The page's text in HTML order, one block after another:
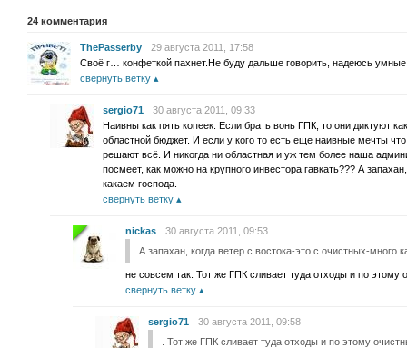
24 комментария
ThePasserby
29 августа 2011, 17:58
Своё г… конфеткой пахнет.Не буду дальше говорить, надеюсь
свернуть ветку
sergio71
30 августа 2011, 09:33
Наивны как пять копеек. Если брать вонь ГПК, то они диктуют
областной бюджет. И если у кого то есть еще наивные мечты
решают всё. И никогда ни областная и уж тем более наша
посмеет, как можно на крупного инвестора гавкать??? А
какаем господа.
свернуть ветку
nickas
30 августа 2011, 09:53
А запахан, когда ветер с востока-это с очистных-много
не совсем так. Тот же ГПК сливает туда отходы и по этому
свернуть ветку
sergio71
30 августа 2011, 09:58
. Тот же ГПК сливает туда отходы и по этому